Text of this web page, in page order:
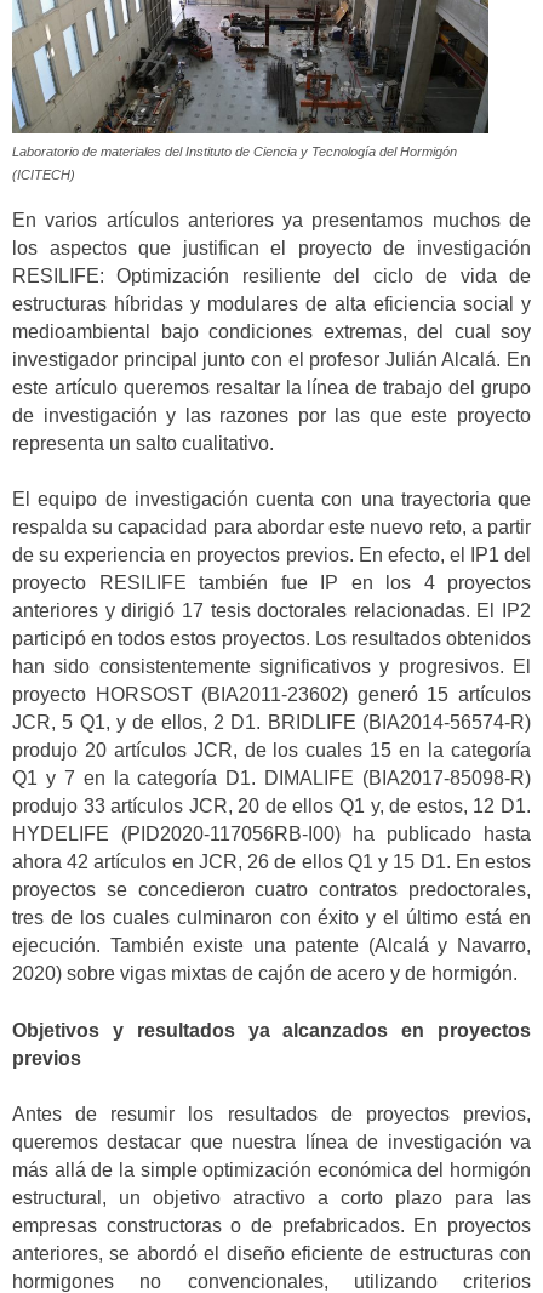
Laboratorio de materiales del Instituto de Ciencia y Tecnología del Hormigón
(ICITECH)
En varios artículos anteriores ya presentamos muchos de
los aspectos que justifican el proyecto de investigación
RESILIFE: Optimización resiliente del ciclo de vida de
estructuras híbridas y modulares de alta eficiencia social y
medioambiental bajo condiciones extremas, del cual soy
investigador principal junto con el profesor Julián Alcalá. En
este artículo queremos resaltar la línea de trabajo del grupo
de investigación y las razones por las que este proyecto
representa un salto cualitativo.
El equipo de investigación cuenta con una trayectoria que
respalda su capacidad para abordar este nuevo reto, a partir
de su experiencia en proyectos previos. En efecto, el IP1 del
proyecto RESILIFE también fue IP en los 4 proyectos
anteriores y dirigió 17 tesis doctorales relacionadas. El IP2
participó en todos estos proyectos. Los resultados obtenidos
han sido consistentemente significativos y progresivos. El
proyecto HORSOST (BIA2011-23602) generó 15 artículos
JCR, 5 Q1, y de ellos, 2 D1. BRIDLIFE (BIA2014-56574-R)
produjo 20 artículos JCR, de los cuales 15 en la categoría
Q1 y 7 en la categoría D1. DIMALIFE (BIA2017-85098-R)
produjo 33 artículos JCR, 20 de ellos Q1 y, de estos, 12 D1.
HYDELIFE (PID2020-117056RB-I00) ha publicado hasta
ahora 42 artículos en JCR, 26 de ellos Q1 y 15 D1. En estos
proyectos se concedieron cuatro contratos predoctorales,
tres de los cuales culminaron con éxito y el último está en
ejecución. También existe una patente (Alcalá y Navarro,
2020) sobre vigas mixtas de cajón de acero y de hormigón.
Objetivos y resultados ya alcanzados en proyectos
previos
Antes de resumir los resultados de proyectos previos,
queremos destacar que nuestra línea de investigación va
más allá de la simple optimización económica del hormigón
estructural, un objetivo atractivo a corto plazo para las
empresas constructoras o de prefabricados. En proyectos
anteriores, se abordó el diseño eficiente de estructuras con
hormigones no convencionales, utilizando criterios